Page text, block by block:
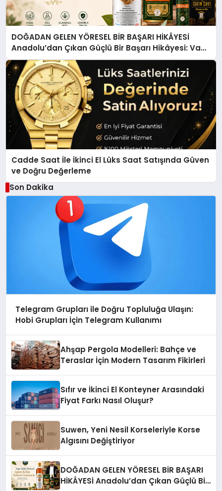
DOĞADAN GELEN YÖRESEL BİR BAŞARI HİKÂYESİ
Anadolu’dan Çıkan Güçlü Bir Başarı Hikâyesi: Van
Gölü Yöresel Işkın Kökü Sirkesi
Cadde Saat İle İkinci El Lüks Saat Satışında Güven
ve Doğru Değerleme
Son Dakika
Telegram Grupları ile Doğru Topluluğa Ulaşın:
Hobi Grupları İçin Telegram Kullanımı
Ahşap Pergola Modelleri: Bahçe ve
Teraslar İçin Modern Tasarım Fikirleri
Sıfır ve İkinci El Konteyner Arasındaki
Fiyat Farkı Nasıl Oluşur?
Suwen, Yeni Nesil Korseleriyle Korse
Algısını Değiştiriyor
DOĞADAN GELEN YÖRESEL BİR BAŞARI
HİKÂYESİ Anadolu’dan Çıkan Güçlü Bir